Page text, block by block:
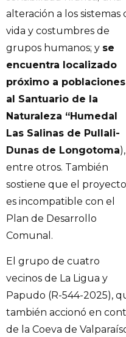
alteración a los sistemas
vida y costumbres de
grupos humanos; y se
encuentra localizado
próximo a
al Santuario de la
Naturaleza “Humedal
Las Salinas de Pullali-
Dunas de Longotoma),
entre otros. También
sostiene que el proyecto
es incompatible con el
Plan de Desarrollo
Comunal.
El grupo de cuatro
vecinos de La Ligua y
Papudo (R-544-2025),
también accionó en
de la Coeva de